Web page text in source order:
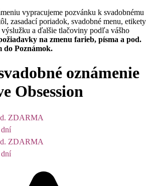
vypracujeme pozvánku k svadobnému
zasadací poriadok, svadobné menu, etikety
a ďalšie tlačoviny podľa vášho
na zmenu farieb, písma a pod.
do Poznámok.
oznámenie
Obsession
ZDARMA
ZDARMA